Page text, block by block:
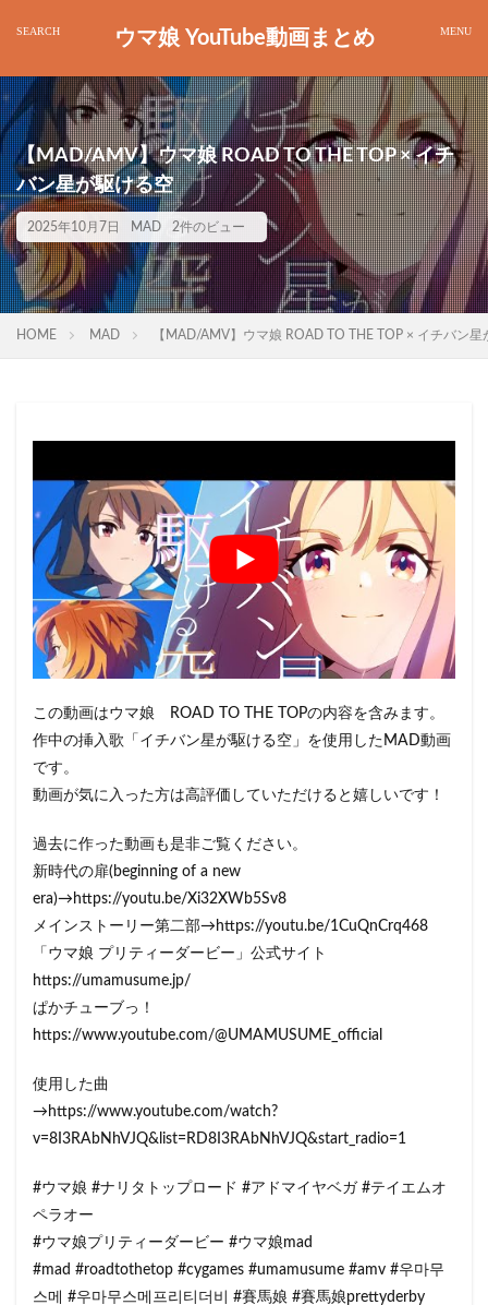
ウマ娘 YouTube動画まとめ
【MAD/AMV】ウマ娘 ROAD TO THE TOP × イチ
バン星が駆ける空
2025年10月7日 MAD 2件のビュー
HOME MAD 【MAD/AMV】ウマ娘 ROAD TO THE TOP × イチバン星
この動画はウマ娘 ROAD TO THE TOPの内容を含みます。
作中の挿入歌「イチバン星が駆ける空」を使用したMAD動画
です。
動画が気に入った方は高評価していただけると嬉しいです！
過去に作った動画も是非ご覧ください。
新時代の扉(beginning of a new
era)→https://youtu.be/Xi32XWb5Sv8
メインストーリー第二部→https://youtu.be/1CuQnCrq468
「ウマ娘 プリティーダービー」公式サイト
https://umamusume.jp/
ぱかチューブっ！
https://www.youtube.com/@UMAMUSUME_official
使用した曲
→https://www.youtube.com/watch?
v=8I3RAbNhVJQ&list=RD8I3RAbNhVJQ&start_radio=1
#ウマ娘 #ナリタトップロード #アドマイヤベガ #テイエムオ
ペラオー
#ウマ娘プリティーダービー #ウマ娘mad
#mad #roadtothetop #cygames #umamusume #amv #우마무
스메 #우마무스메프리티더비 #賽馬娘 #賽馬娘prettyderby